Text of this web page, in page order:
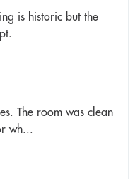
is historic but the
The room was clean
wh...